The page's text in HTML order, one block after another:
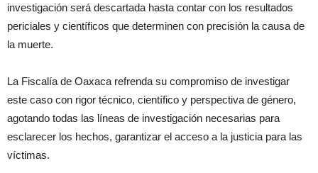
investigación será descartada hasta contar con los resultados
periciales y científicos que determinen con precisión la causa de
la muerte.
La Fiscalía de Oaxaca refrenda su compromiso de investigar
este caso con rigor técnico, científico y perspectiva de género,
agotando todas las líneas de investigación necesarias para
esclarecer los hechos, garantizar el acceso a la justicia para las
víctimas.